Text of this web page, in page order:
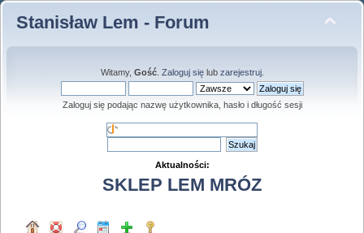
Stanisław Lem - Forum
Witamy, Gość. Zaloguj sięlub zarejestruj.
Zaloguj się podając nazwę użytkownika, hasło i długość sesji
Aktualności:
SKLEP LEM MRÓZ